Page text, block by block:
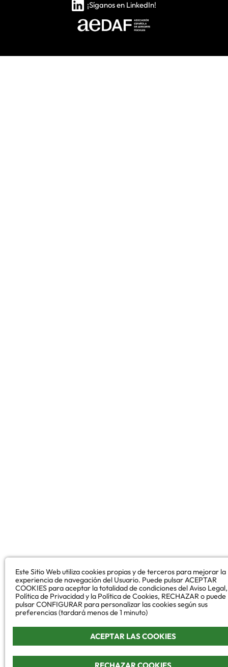
¡Síganos en LinkedIn!
Este Sitio Web utiliza cookies propias y de terceros para mejorar la
experiencia de navegación del Usuario. Puede pulsar ACEPTAR
COOKIES para aceptar la totalidad de condiciones del Aviso Legal,
Política de Privacidad y la Política de Cookies, RECHAZAR o puede
pulsar CONFIGURAR para personalizar las cookies según sus
preferencias (tardará menos de 1 minuto)
ACEPTAR LAS COOKIES